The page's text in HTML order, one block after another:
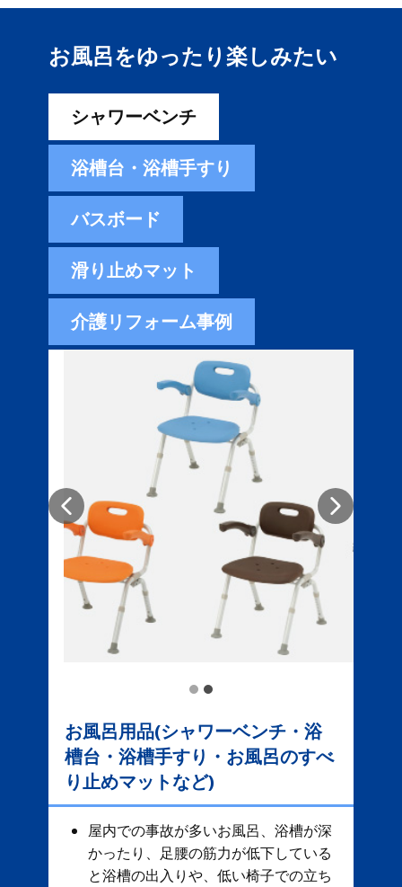
お風呂をゆったり楽しみ​たい
シャワーベンチ
浴槽台・浴槽手すり
バスボード
滑り止めマット
介護リフォーム事例
お風呂用品(シャワーベンチ・浴
槽台・浴槽手すり・お風呂のすべ
り止めマットなど)
屋内での事故が多いお風呂、​ 浴槽が深
かったり、足腰の筋力が低下している
と浴槽の出入りや、低い椅子での立ち